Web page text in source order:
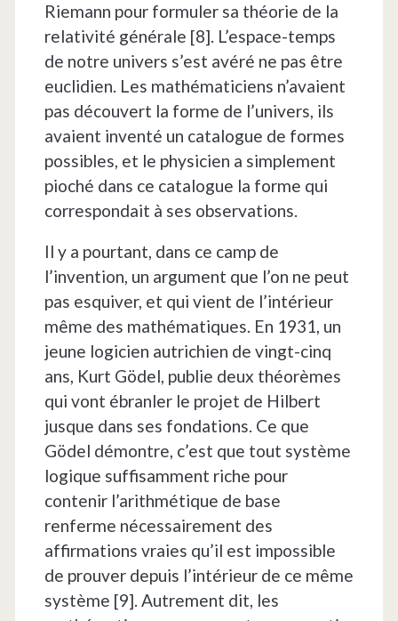
Riemann pour formuler sa théorie de la
relativité générale [8]. L’espace-temps
de notre univers s’est avéré ne pas être
euclidien. Les mathématiciens n’avaient
pas découvert la forme de l’univers, ils
avaient inventé un catalogue de formes
possibles, et le physicien a simplement
pioché dans ce catalogue la forme qui
correspondait à ses observations.
Il y a pourtant, dans ce camp de
l’invention, un argument que l’on ne peut
pas esquiver, et qui vient de l’intérieur
même des mathématiques. En 1931, un
jeune logicien autrichien de vingt-cinq
ans, Kurt Gödel, publie deux théorèmes
qui vont ébranler le projet de Hilbert
jusque dans ses fondations. Ce que
Gödel démontre, c’est que tout système
logique suffisamment riche pour
contenir l’arithmétique de base
renferme nécessairement des
affirmations vraies qu’il est impossible
de prouver depuis l’intérieur de ce même
système [9]. Autrement dit, les